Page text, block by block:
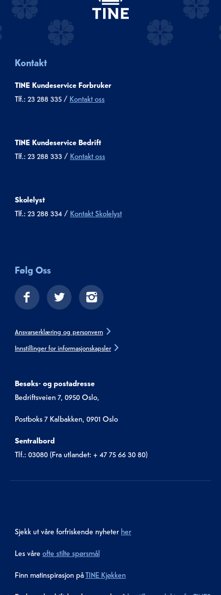
Kontakt
TINE Kundeservice Forbruker
Tlf.: 23 288 335 / Kontakt oss
TINE Kundeservice Bedrift
Tlf.: 23 288 333 / Kontakt oss
Skolelyst
Tlf.: 23 288 334 / Kontakt Skolelyst
Følg Oss
Ansvarserklæring og personvern
Innstillinger for informasjonskapsler
Besøks- og postadresse
Bedriftsveien 7, 0950 Oslo,
Postboks 7 Kalbakken, 0901 Oslo
Sentralbord
Tlf.: 03080 (Fra utlandet: + 47 75 66 30 80)
Sjekk ut våre forfriskende nyheter her
Les våre ofte stilte spørsmål
Finn matinspirasjon påTINE Kjøkken